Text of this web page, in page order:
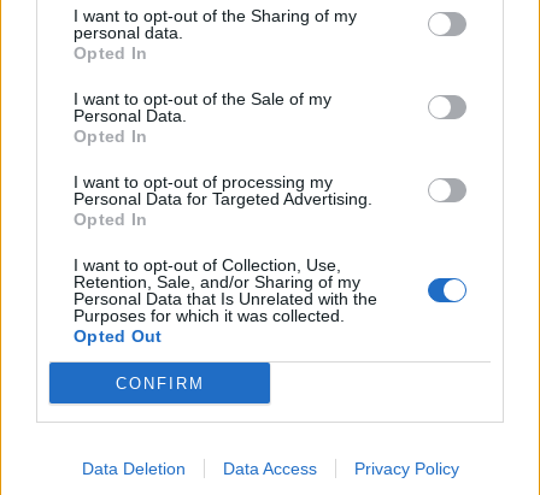
I want to opt-out of the Sharing of my
personal data.
Opted In
I want to opt-out of the Sale of my
Personal Data.
Opted In
I want to opt-out of processing my
Personal Data for Targeted Advertising.
Opted In
I want to opt-out of Collection, Use,
Retention, Sale, and/or Sharing of my
Personal Data that Is Unrelated with the
Purposes for which it was collected.
Opted Out
CONFIRM
Data Deletion Data Access Privacy Policy
takiemu zabiegowi śmiejemy się z samych
siebie, z sytuacji które nas dotyczą, z naszych
kwestii poruszanych w Skąpcu są toksyczne
relacje rodzinne związane z kompulsywnym
skąpstwem głowy pewnej mieszczańskiej,
dobrze sytuowanej rodziny francuskiej.
Kategorie
opracowania
Intrygi w Skąpcu
Skąpiec Moliera to sztuka pełna intryg, zmów i